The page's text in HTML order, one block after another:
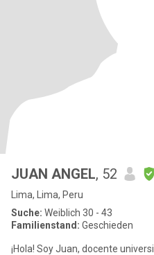
JUAN ANGEL, 52
Lima, Lima, Peru
Suche: Weiblich 30 - 43
Familienstand: Geschieden
¡Hola! Soy Juan, docente